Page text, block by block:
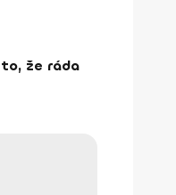
že ráda